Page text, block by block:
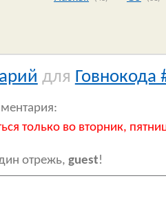
для Говнокода
только во вторник,
отрежь, guest!